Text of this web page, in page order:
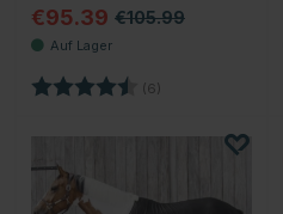
€95.39 €105.99
Bewertung: (6)